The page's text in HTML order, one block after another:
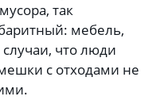
так
мебель,
что люди
с отходами не